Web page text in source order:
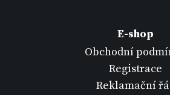
E-shop
Obchodní
Registrace
Reklamační